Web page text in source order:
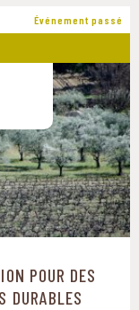
Événement passé
POUR DES
DURABLES